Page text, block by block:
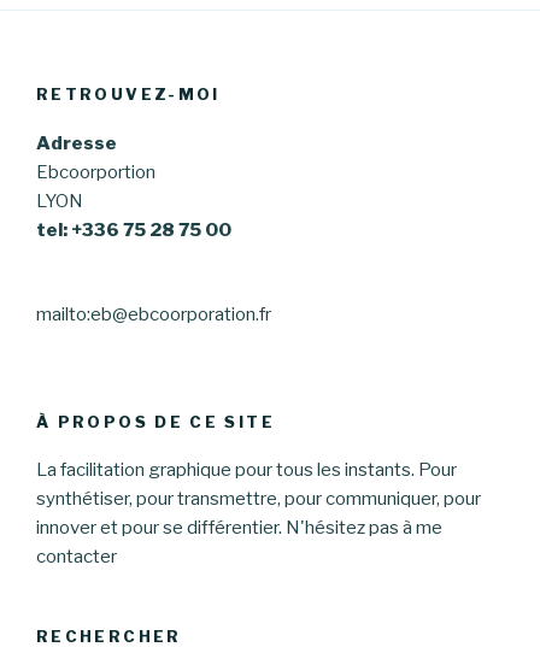
RETROUVEZ-MOI
Adresse
Ebcoorportion
LYON
tel: +336 75 28 75 00
mailto:eb@ebcoorporation.fr
À PROPOS DE CE SITE
La facilitation graphique pour tous les instants. Pour
synthétiser, pour transmettre, pour communiquer, pour
innover et pour se différentier. N'hésitez pas à me
contacter
RECHERCHER